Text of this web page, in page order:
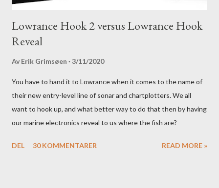
Lowrance Hook 2 versus Lowrance Hook
Reveal
Av Erik Grimsøen 3/11/2020
You have to hand it to Lowrance when it comes to the name of
their new entry-level line of sonar and chartplotters. We all
want to hook up, and what better way to do that then by having
our marine electronics reveal to us where the fish are?
DEL 30 KOMMENTARER READ MORE »